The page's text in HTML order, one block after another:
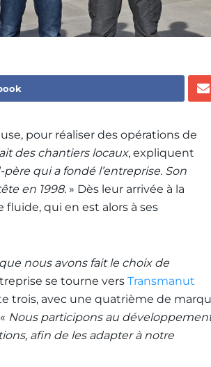
pour réaliser des opérations de
des chantiers locaux, expliquent
père qui a fondé l’entreprise. Son
en 1998. » Dès leur arrivée à la
qui en est alors à ses
nous avons fait le choix de
se tourne vers Transmanut
trois, avec une quatrième de
Nous participons au
afin de les adapter à notre